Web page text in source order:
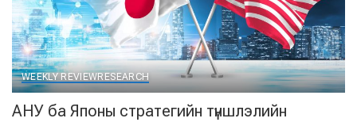
WEEKLY REVIEWRESEARCH
АНУ ба Японы стратегийн түншлэлийн